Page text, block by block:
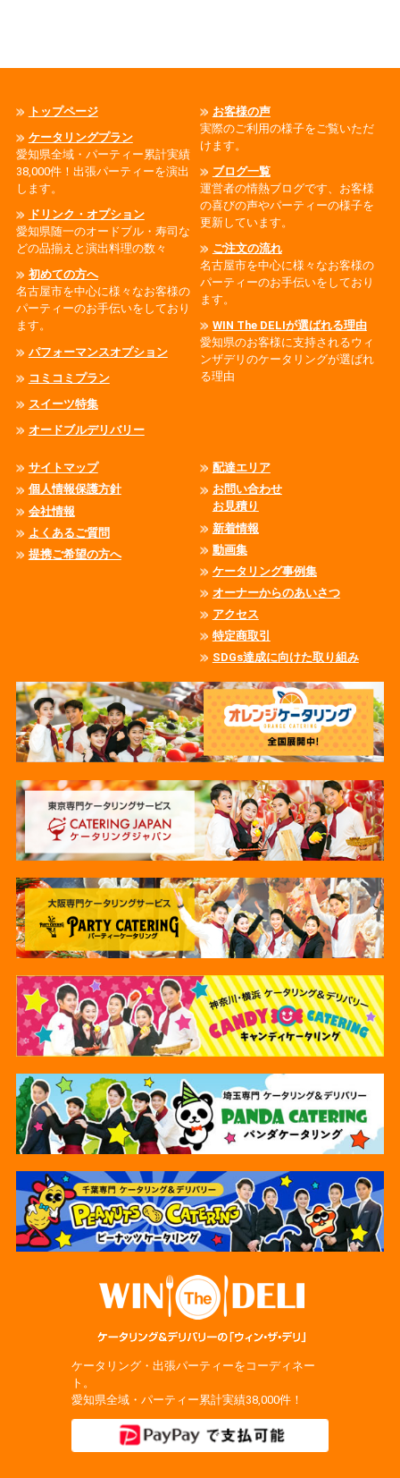
トップページ
ケータリングプラン
愛知県全域・パーティー累計実績
38,000件！出張パーティーを演出
します。
ドリンク・オプション
愛知県随一のオードブル・寿司な
どの品揃えと演出料理の数々
初めての方へ
名古屋市を中心に様々なお客様の
パーティーのお手伝いをしており
ます。
パフォーマンスオプション
コミコミプラン
スイーツ特集
オードブルデリバリー
お客様の声
実際のご利用の様子をご覧いただ
けます。
ブログ一覧
運営者の情熱ブログです、お客様
の喜びの声やパーティーの様子を
更新しています。
ご注文の流れ
名古屋市を中心に様々なお客様の
パーティーのお手伝いをしており
ます。
WIN The DELIが選ばれる理由
愛知県のお客様に支持されるウィ
ンザデリのケータリングが選ばれ
る理由
サイトマップ
個人情報保護方針
会社情報
よくあるご質問
提携ご希望の方へ
配達エリア
お問い合わせ
お見積り
新着情報
動画集
ケータリング事例集
オーナーからのあいさつ
アクセス
特定商取引
SDGs達成に向けた取り組み
ケータリング・出張パーティーをコーディネー
ト。
愛知県全域・パーティー累計実績38,000件！